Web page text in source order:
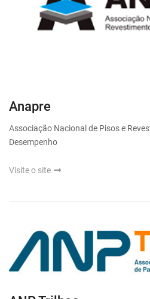
Anapre
Associação Nacional de Pisos e
Desempenho
Visite o site